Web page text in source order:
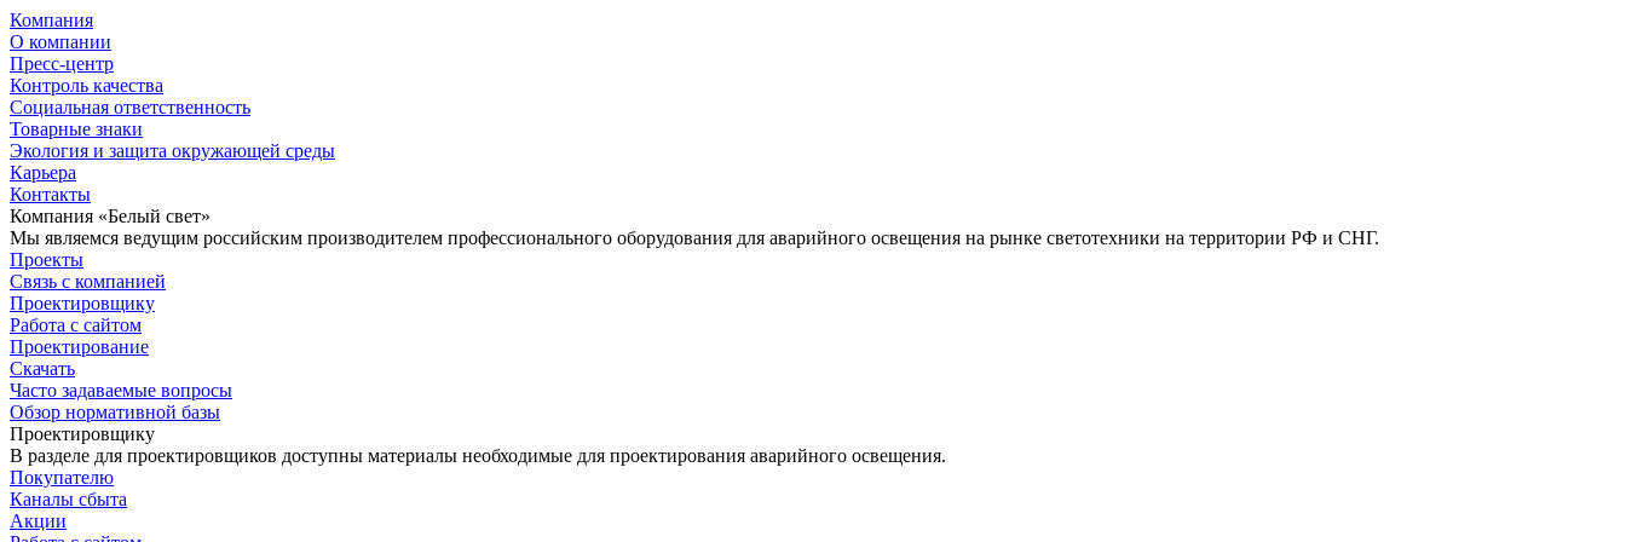
Компания
О компании
Пресс-центр
Контроль качества
Социальная ответственность
Товарные знаки
Экология и защита окружающей среды
Карьера
Контакты
Компания «Белый свет»
Мы являемся ведущим российским производителем профессионального оборудования для аварийного освещения на рынке светотехники на территории РФ и СНГ.
Проекты
Связь с компанией
Проектировщику
Работа с сайтом
Проектирование
Скачать
Часто задаваемые вопросы
Обзор нормативной базы
Проектировщику
В разделе для проектировщиков доступны материалы необходимые для проектирования аварийного освещения.
Покупателю
Каналы сбыта
Акции